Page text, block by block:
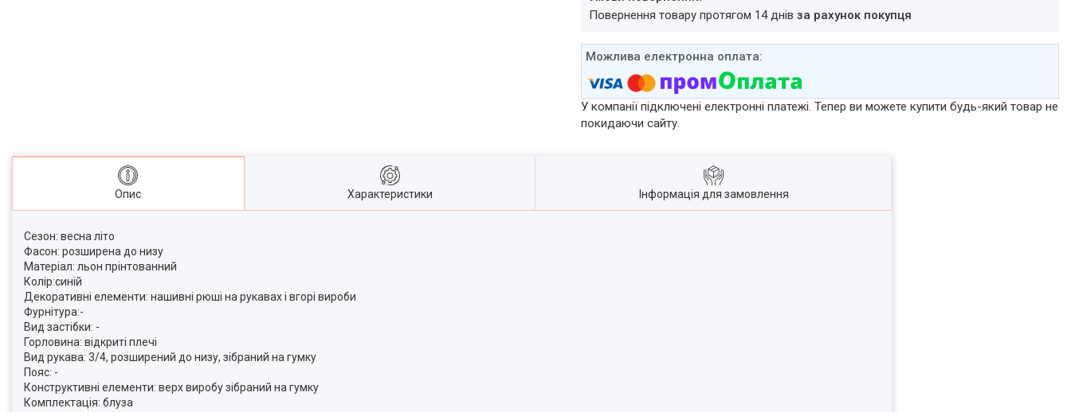
повернення товару протягом 14 днівза рахунок покупця
У компанії підключені електронні платежі. Тепер ви можете купити будь-який товар не
покидаючи сайту.
Опис Характеристики Інформація для замовлення
Сезон: весна літо
Фасон: розширена до низу
Матеріал: льон прінтованний
Колір:синій
Декоративні елементи: нашивні рюші на рукавах і вгорі вироби
Фурнітура:-
Вид застібки: -
Горловина: відкриті плечі
Вид рукава: 3/4, розширений до низу, зібраний на гумку
Пояс: -
Конструктивні елементи: верх виробу зібраний на гумку
Комплектація: блуза